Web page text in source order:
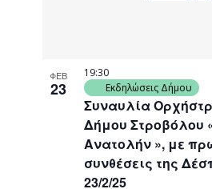
ΦΕΒ
23
Συναυλία
Δήμου Στροβόλου
Ανατολήν », με
συνθέσεις της
23/2/25
19:30
Εκδηλώσεις Δήμου